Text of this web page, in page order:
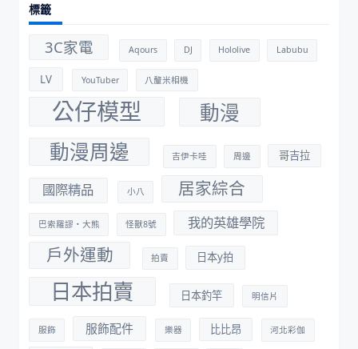
標籤
3C家電 Aqours DJ Hololive Labubu
LV YouTuber 八釐米相機
公仔模型
動漫
動漫周邊
吉伊卡哇 周邊 哥吉拉
國際精品 小八 居家綜合
巴索羅謬・大熊 怪獸8號 我的英雄學院
戶外運動 拍賣 日本y拍
日本拍賣 日本釣竿 明信片
服飾 服飾配件 樂器 比比昂 河北彩伽